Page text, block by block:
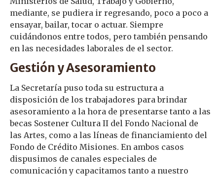
mediante, se pudiera ir regresando, poco a poco a
ensayar, bailar, tocar o actuar. Siempre
cuidándonos entre todos, pero también pensando
en las necesidades laborales de el sector.
Gestión y Asesoramiento
La Secretaría puso toda su estructura a
disposición de los trabajadores para brindar
asesoramiento a la hora de presentarse tanto a las
becas Sostener Cultura II del Fondo Nacional de
las Artes, como a las líneas de financiamiento del
Fondo de Crédito Misiones. En ambos casos
dispusimos de canales especiales de
comunicación y capacitamos tanto a nuestro